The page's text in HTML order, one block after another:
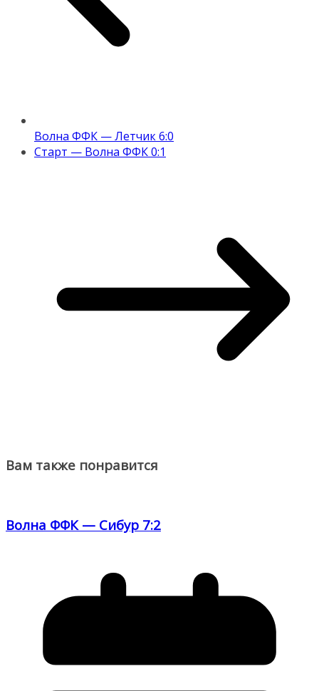
Волна ФФК — Летчик 6:0
Старт — Волна ФФК 0:1
Вам также понравится
Волна ФФК — Сибур 7:2